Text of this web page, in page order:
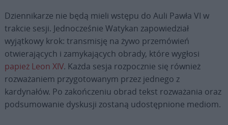
Dziennikarze nie będą mieli wstępu do Auli Pawła VI w
trakcie sesji. Jednocześnie Watykan zapowiedział
wyjątkowy krok: transmisję na żywo przemówień
otwierających i zamykających obrady, które wygłosi
papież Leon XIV. Każda sesja rozpocznie się również
rozważaniem przygotowanym przez jednego z
kardynałów. Po zakończeniu obrad tekst rozważania oraz
podsumowanie dyskusji zostaną udostępnione mediom.